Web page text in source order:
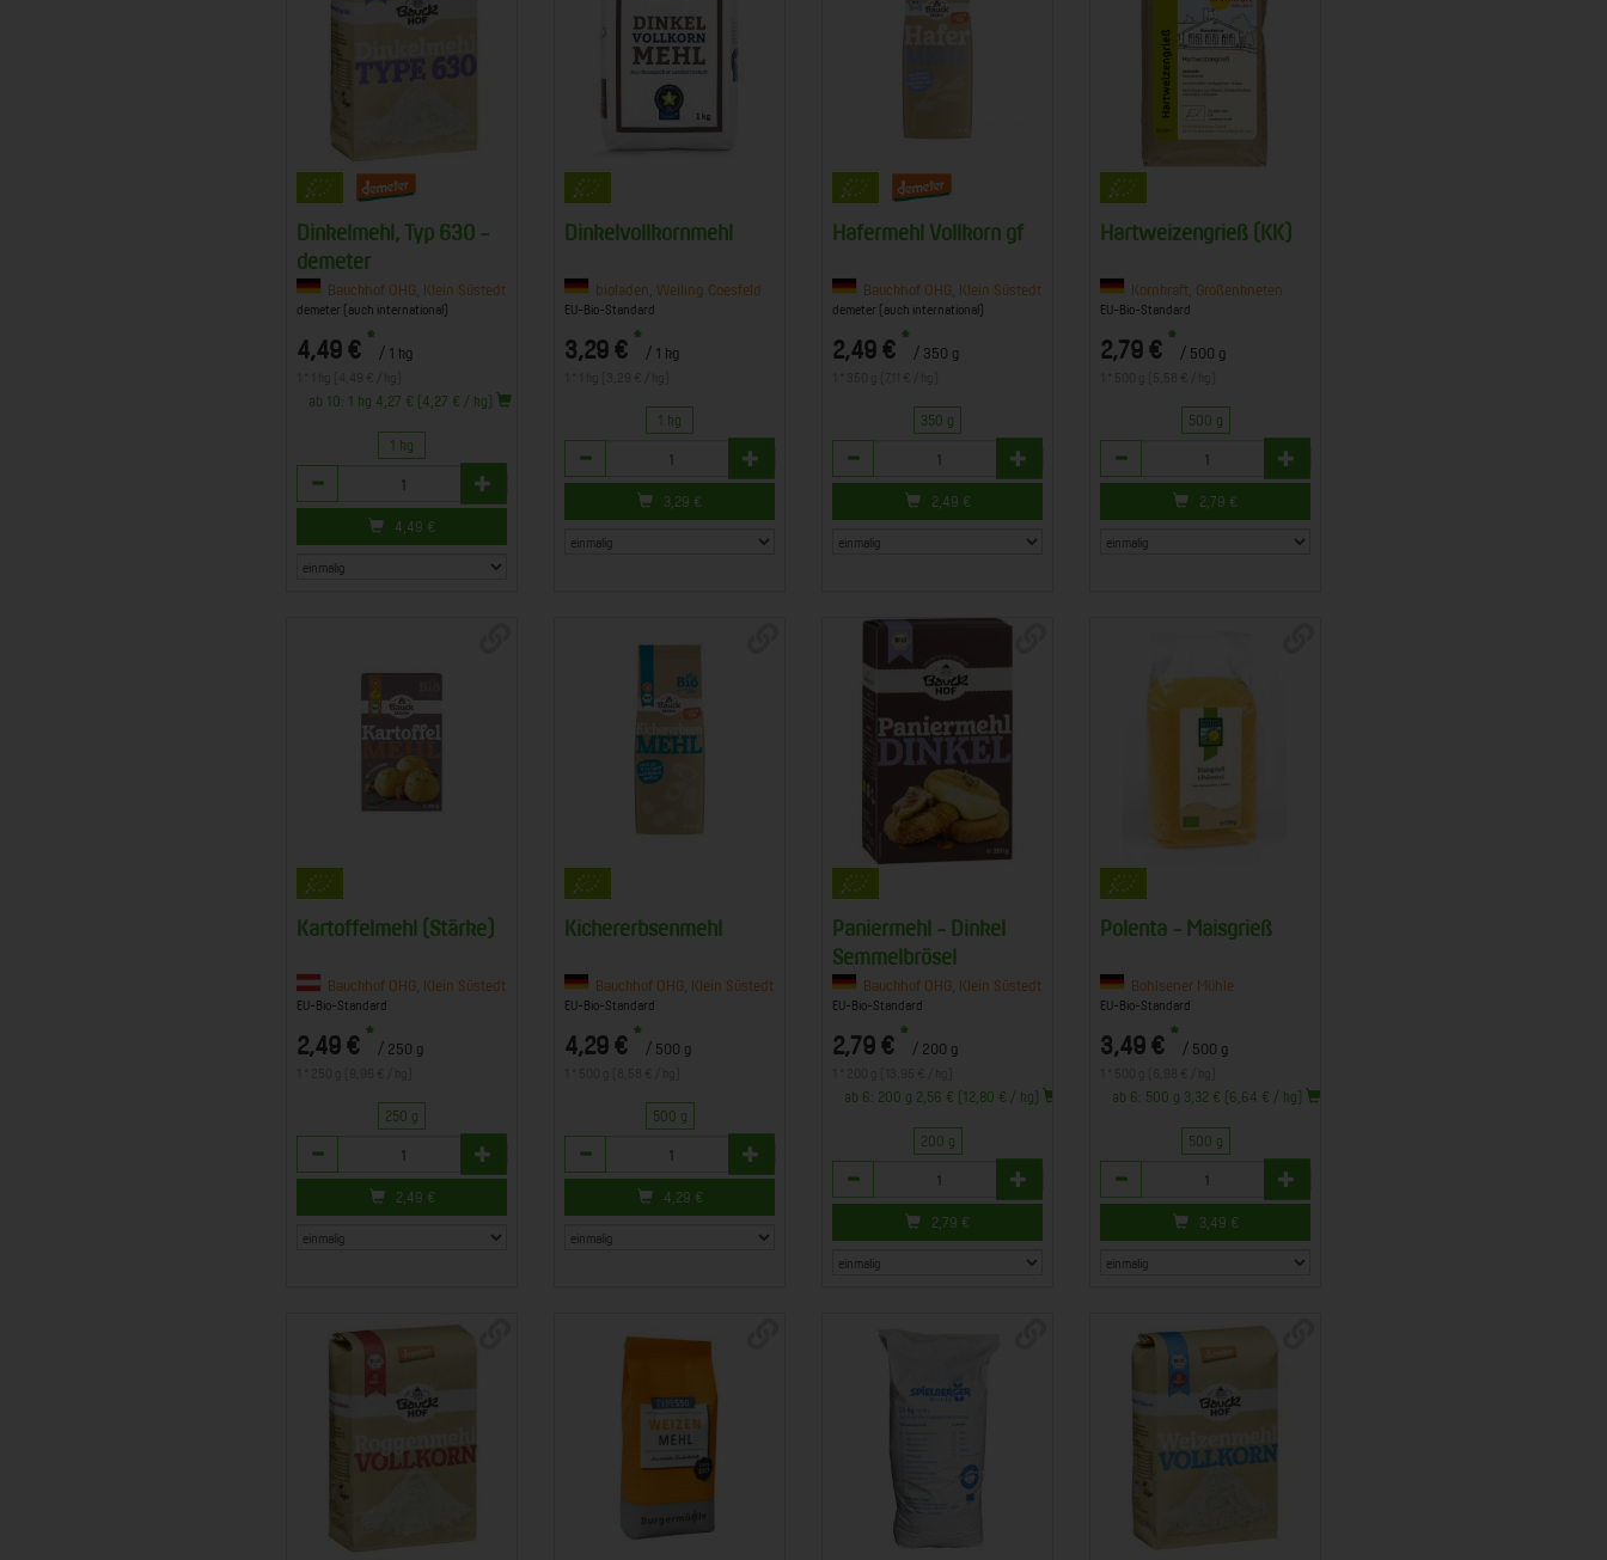
Dinkelmehl, Typ 630 -
demeter
Bauckhof OHG, Klein Süstedt
demeter (auch international)
4,49 € * / 1 kg
ab 10: 1 kg 4,27 € (4,27 € / kg)
1 kg
Anzahl
4,49 €
Dinkelvollkornmehl
bioladen, Weiling Coesfeld
EU-Bio-Standard
3,29 € * / 1 kg
1 kg
Anzahl
3,29 €
Hafermehl Vollkorn gf
Bauckhof OHG, Klein Süstedt
demeter (auch international)
2,49 € * / 350 g
350 g
Anzahl
2,49 €
Hartweizengrieß (KK)
Kornkraft, Großenkneten
EU-Bio-Standard
2,79 € * / 500 g
500 g
Anzahl
2,79 €
Kartoffelmehl (Stärke)
Bauckhof OHG, Klein Süstedt
EU-Bio-Standard
2,49 € * / 250 g
250 g
Anzahl
2,49 €
Kichererbsenmehl
Bauckhof OHG, Klein Süstedt
EU-Bio-Standard
4,29 € * / 500 g
500 g
Anzahl
4,29 €
Paniermehl - Dinkel
Semmelbrösel
Bauckhof OHG, Klein Süstedt
EU-Bio-Standard
2,79 € * / 200 g
ab 6: 200 g 2,56 € (12,80 € / kg)
200 g
Anzahl
2,79 €
Polenta - Maisgrieß
Bohlsener Mühle
EU-Bio-Standard
3,49 € * / 500 g
ab 6: 500 g 3,32 € (6,64 € / kg)
500 g
Anzahl
3,49 €